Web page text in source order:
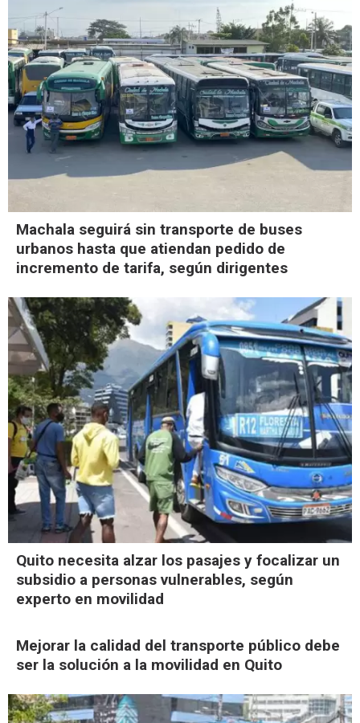
Machala seguirá sin transporte de buses
urbanos hasta que atiendan pedido de
incremento de tarifa, según dirigentes
Quito necesita alzar los pasajes y focalizar un
subsidio a personas vulnerables, según
experto en movilidad
Mejorar la calidad del transporte público debe
ser la solución a la movilidad en Quito